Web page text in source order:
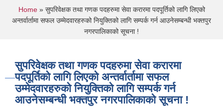
You are here
Home» सुपरिवेक्षक तथा गणक पदहरुमा सेवा करारमा पदपूर्तिको लागि लिएको
अन्तर्वार्तामा सफल उम्मेदवारहरुको नियुक्तिको लागि सम्पर्क गर्न आउनेसम्बन्धी भक्तपुर
नगरपालिकाको सूचना !
सुपरिवेक्षक तथा गणक पदहरुमा सेवा करारमा
पदपूर्तिको लागि लिएको अन्तर्वार्तामा सफल
उम्मेदवारहरुको नियुक्तिको लागि सम्पर्क गर्न
आउनेसम्बन्धी भक्तपुर नगरपालिकाको सूचना !